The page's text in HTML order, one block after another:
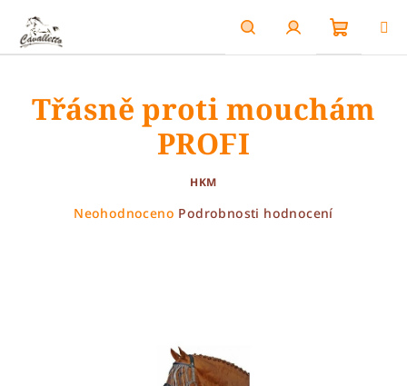
obsah
HledatPřihlášení
košík
Třásně proti mouchám
PROFI
HKM
Průměrné
Neohodnoceno Podrobnosti hodnocení